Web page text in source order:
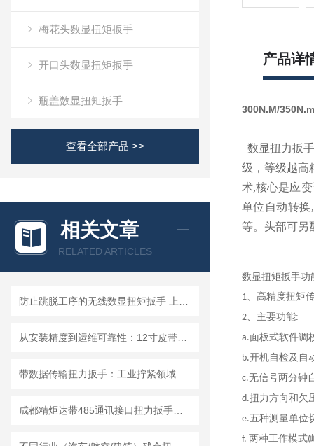
梅花头数显扭矩扳手
开口头数显扭矩扳手
瓶盖数显扭矩扳手
查看全部产品 >>
相关文章
RELATED ARTICLES
产品详
300N.M/
数显扭力扳
级，等级越高
术,核心是应
单位自动转
等。头部可另
数显扭矩扳手功
1、高精度扭矩
2、主要功能:
a.面板式软件调
b.开机自检及自
c.无信号两分钟
d.扭力方向和欠
e.五种测量单位
f. 两种工作模式(